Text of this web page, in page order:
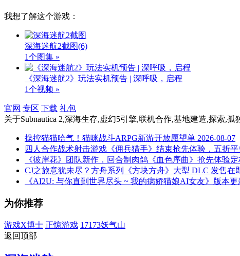
我想了解这个游戏：
深海迷航2截图(6)
1个图集 »
《深海迷航2》玩法实机预告 | 深呼吸，启程
1个视频 »
官网 专区 下载 礼包
关于Subnautica 2,深海生存,虚幻5引擎,联机合作,基地建造,探索,
操控猫猫哈气！猫咪战斗ARPG新游开放愿望单 2026-08-07
四人合作战术射击游戏《佣兵猎手》结束抢先体验，五折
《彼岸花》团队新作，回合制肉鸽《血色序曲》抢先体验定
CJ之旅意犹未尽？方舟系列《方块方舟》大型 DLC 发售在
《AI2U: 与你直到世界尽头 ~ 我的病娇猫娘AI女友》版本
为你推荐
游戏X博士 正惊游戏 17173妖气山
返回顶部